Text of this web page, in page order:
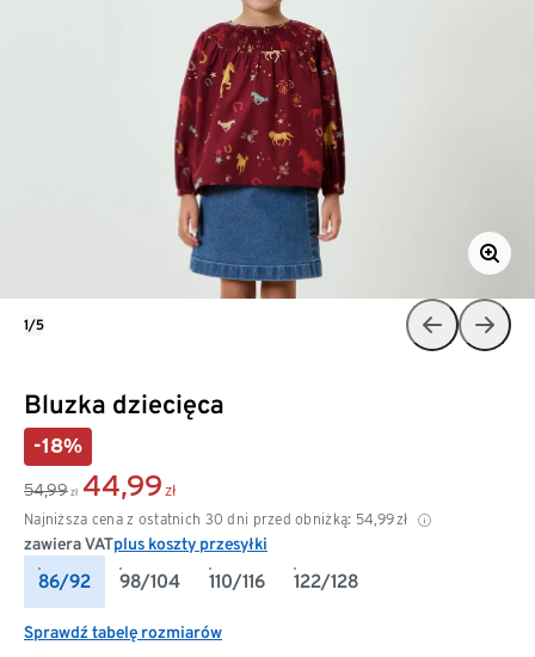
Bluzka dziecięca
-18%
54,99 zł 44,99 zł
Najniższa cena z ostatnich 30 dni przed obniżką: 54,99 zł
zawiera VATplus koszty przesyłki
86/92 98/104 110/116 122/128
Sprawdź tabelę rozmiarów
1/5